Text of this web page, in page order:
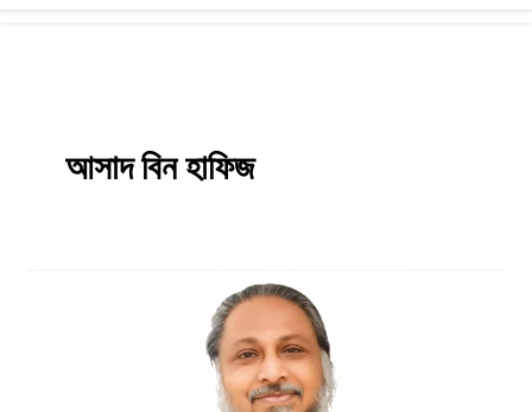
আসাদ বিন হাফিজ